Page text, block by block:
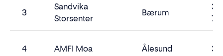
3
Sandvika
Storsenter
Bærum
3
4 AMFI Moa Ålesund 3